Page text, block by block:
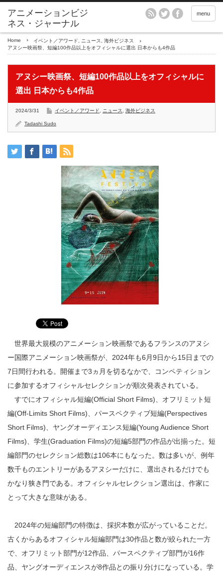
アニメーションビジ
ネス・ジャーナル
menu
Home イベント／アワード ニュース
海外ビジネス
アヌシー映画祭、短編100作品以上をオフィシャルに選出 日本からも4作品
アヌシー映画祭、短編100作品以上をオフィシャルに
選出 日本からも4作品
2024/3/31 イベント／アワード ニュース 海外ビジネス
Tadashi Sudo
世界最大規模のアニメーション映画祭であるフランスのアヌシ
ー国際アニメーション映画祭が、2024年も6月9日から15日までの
7日間行われる。開催まで3ヵ月を切るなかで、コンペティション
に参加するオフィシャルセレクションが順次発表されている。
すでにオフィシャル短編(Official Short Films)、オフリミット短
編(Off-Limits Short Films)、パースペクティブ短編(Perspectives
Short Films)、ヤングオーディエンス短編(Young Audience Short
Films)、学生(Graduation Films)の短編5部門の作品が出揃った。短
編部門のセレクション総数は106本にもなった。数は多いが、例年
数千ものエントリーがあるアヌシーだけに、選出されるだけでも
かなり狭き門である。オフィシャルセレクション選出は、作家に
とって大きな意味がある。
2024年の短編部門の特徴は、採択本数が広がっていることだ。
古くからあるオフィシャル短編部門は30作品と数が絞られた一方
で、オフリミット部門が12作品、パースペクティブ部門が16作
品、ヤングオーディエンスが8作品との振り分けになっている。学